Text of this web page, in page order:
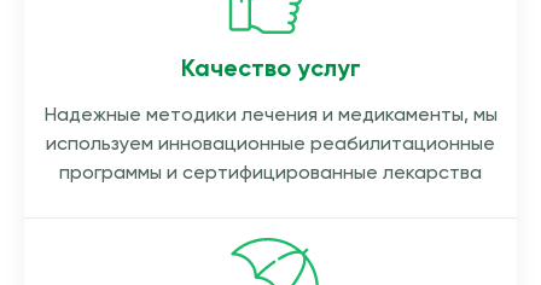
Качество услуг
Надежные методики лечения и медикаменты, мы
используем инновационные реабилитационные
программы и сертифицированные лекарства